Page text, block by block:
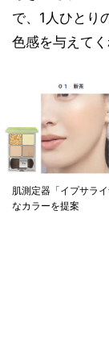
で、1人ひとり
色感を与えてく
肌測定器「イプサラ
なカラーを提案